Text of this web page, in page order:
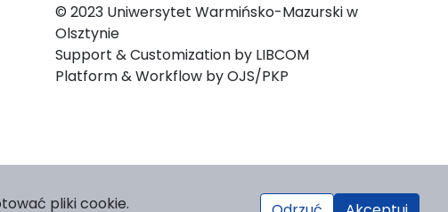
© 2023 Uniwersytet Warmińsko-Mazurski w
Olsztynie
Support & Customization by LIBCOM
Platform & Workflow by OJS/PKP
pliki cookie.